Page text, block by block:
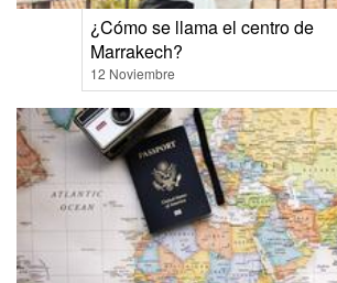
¿Cómo se llama el centro de
Marrakech?
12 Noviembre